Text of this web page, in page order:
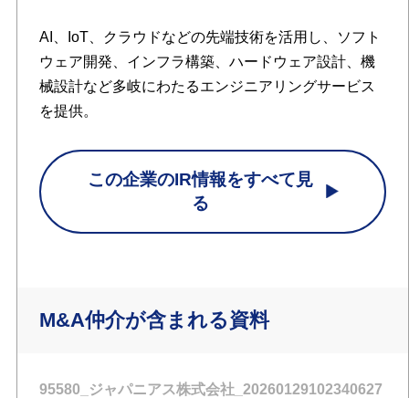
AI、IoT、クラウドなどの先端技術を活用し、ソフト
ウェア開発、インフラ構築、ハードウェア設計、機
械設計など多岐にわたるエンジニアリングサービス
を提供。
この企業のIR情報をすべて見
る
M&A仲介が含まれる資料
95580_ジャパニアス株式会社_20260129102340627